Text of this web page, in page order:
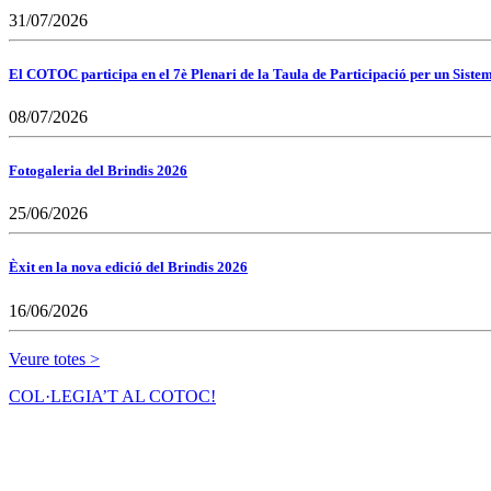
31/07/2026
El COTOC participa en el 7è Plenari de la Taula de Participació per un
08/07/2026
Fotogaleria del Brindis 2026
25/06/2026
Èxit en la nova edició del Brindis 2026
16/06/2026
Veure totes >
COL·LEGIA’T AL COTOC!